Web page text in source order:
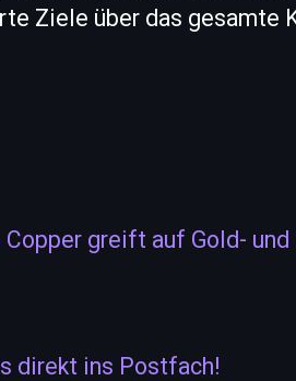
Ziele über das gesamte
greift auf Gold-
direkt ins Postfach!